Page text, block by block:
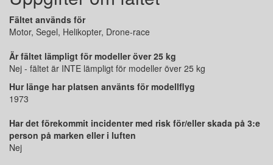
Fältet används för
Motor, Segel, Helikopter, Drone-race
Är fältet lämpligt för modeller över 25 kg
Nej - fältet är INTE lämpligt för modeller över 25 kg
Hur länge har platsen använts för modellflyg
1973
Har det förekommit incidenter med risk för/eller skada på 3:e
person på marken eller i luften
Nej